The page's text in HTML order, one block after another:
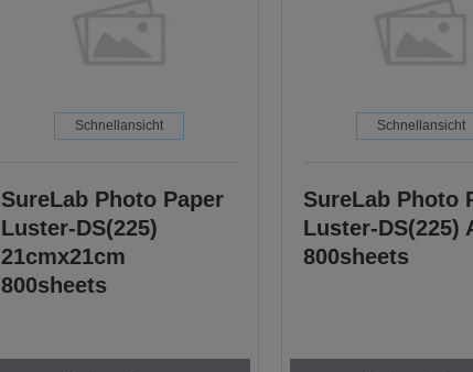
Schnellansicht
SureLab Photo Paper
Luster-DS(225)
21cmx21cm
800sheets
Schnellansicht
SureLab Photo
Luster-DS(225)
800sheets